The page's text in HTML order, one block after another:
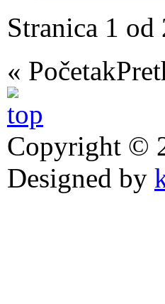
Stranica 1 od
« Početak
Copyright ©
Designed by